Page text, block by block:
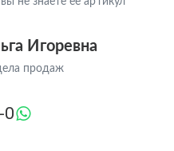
Игоревна
продаж
0